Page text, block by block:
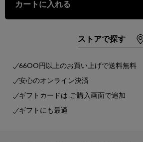
カートに入れる
ストアで探す
6600円以上のお買い上げで送料無料
安心のオンライン決済
ギフトカードは ご購入画面で追加
ギフトにも最適